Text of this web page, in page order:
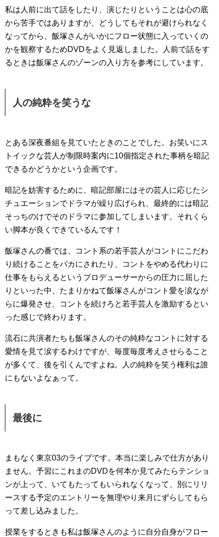
私は人前に出て話をしたり、演じたりということは心の底
から苦手ではありますが、どうしてもそれが避けられなく
なってから、飯塚さんがいかにフロー状態に入っていくの
かを観察するためDVDをよく見返しました。人前で話をす
るときは飯塚さんのゾーンの入り方を参考にしています。
人の純粋を笑うな
とある深夜番組を見ていたときのことでした。お笑いにス
トイックな芸人が制限時案内に10個指定された事柄を暗記
できるかどうかという企画です。
暗記を妨害するために、暗記部屋にはその芸人に応じたシ
チュエーションでドラマが繰り広げられ、最終的には暗記
そっちのけでそのドラマに参加してしまいます。それくら
い脚本が良くできているんです！
飯塚さんの番では、コント系の若手芸人がコントにこだわ
り続けることをバカにされたり、コントをやめる代わりに
仕事をもらえるというプロデューサーからの圧力に屈した
りといった中、たまりかねて飯塚さんがコント愛を涙なが
らに爆発させ、コントを続けろと若手芸人を激励するとい
った感じで終わります。
流石に共演者たちも飯塚さんのその純粋なコントに対する
愛情を見て涙するわけですが、毎度毎度考えさせらること
が多くて、後を引くんですよね。人の純粋を笑う権利は誰
にもないよなぁって。
最後に
まもなく東京03のライブです。本当に楽しみで仕方があり
ません。予習にこれまのDVDを何本か見てみたらテンショ
ンが上って、いてもたってもいられなくなって、別にリリ
ースする予定のエントリーを無理やり来月にずらしてもら
って差し込みました。
授業をするときも私は飯塚さんのように自分自身がフロー